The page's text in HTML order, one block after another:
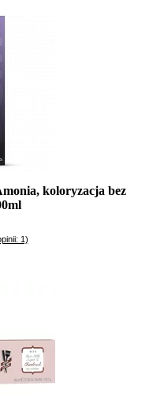
koloryzacja bez
w 24h)
1)